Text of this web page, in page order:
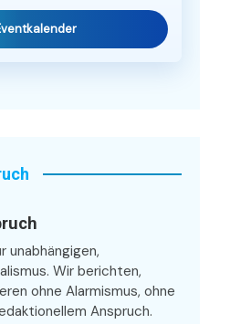
unabhängigen,
Wir berichten,
ohne Alarmismus, ohne
Anspruch.